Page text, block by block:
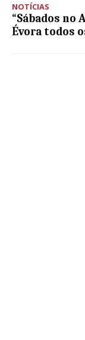
NOTÍCIAS
“Sábados no
Évora todos